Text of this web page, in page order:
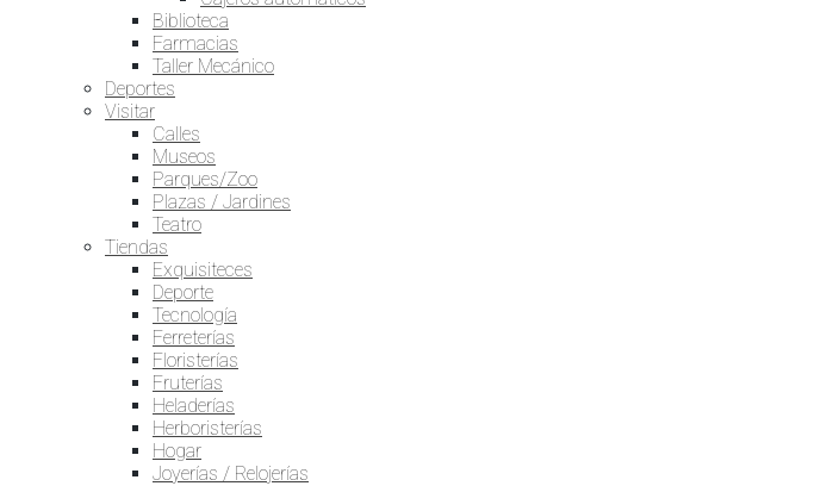
Biblioteca
Farmacias
Taller Mecánico
Deportes
Visitar
Calles
Museos
Parques/Zoo
Plazas / Jardines
Teatro
Tiendas
Exquisiteces
Deporte
Tecnología
Ferreterías
Floristerías
Fruterías
Heladerías
Herboristerías
Hogar
Joyerías / Relojerías